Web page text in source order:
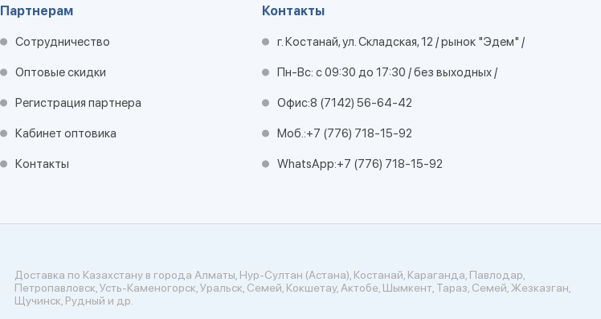
Партнерам
Сотрудничество
Оптовые скидки
Регистрация партнера
Кабинет оптовика
Контакты
Контакты
г. Костанай, ул. Складская, 12 / рынок "Эдем" /
Пн-Вс: с 09:30 до 17:30 / без выходных /
Офис:8 (7142) 56-64-42
Моб.:+7 (776) 718-15-92
WhatsApp:+7 (776) 718-15-92
Доставка по Казахстану в города Алматы, Нур-Султан (Астана), Костанай, Караганда, Павлодар,
Петропавловск, Усть-Каменогорск, Уральск, Семей, Кокшетау, Актобе, Шымкент, Тараз, Семей, Жезказган,
Щучинск, Рудный и др.